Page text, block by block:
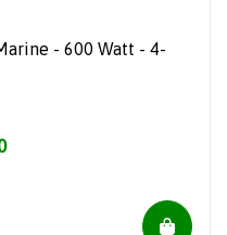
- 600 Watt - 4-